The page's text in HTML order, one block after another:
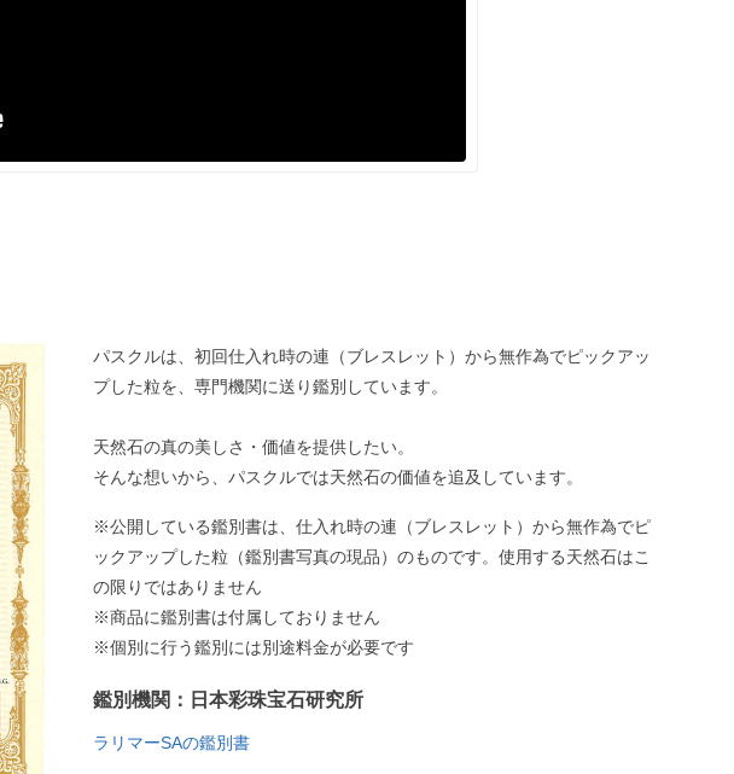
パスクルは、初回仕入れ時の連（ブレスレット）から無作為でピックアッ
プした粒を、専門機関に送り鑑別しています。
天然石の真の美しさ・価値を提供したい。
そんな想いから、パスクルでは天然石の価値を追及しています。
※公開している鑑別書は、仕入れ時の連（ブレスレット）から無作為でピ
ックアップした粒（鑑別書写真の現品）のものです。使用する天然石はこ
の限りではありません
※商品に鑑別書は付属しておりません
※個別に行う鑑別には別途料金が必要です
鑑別機関：日本彩珠宝石研究所
ラリマーSAの鑑別書